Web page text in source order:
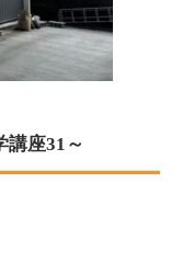
講座31～